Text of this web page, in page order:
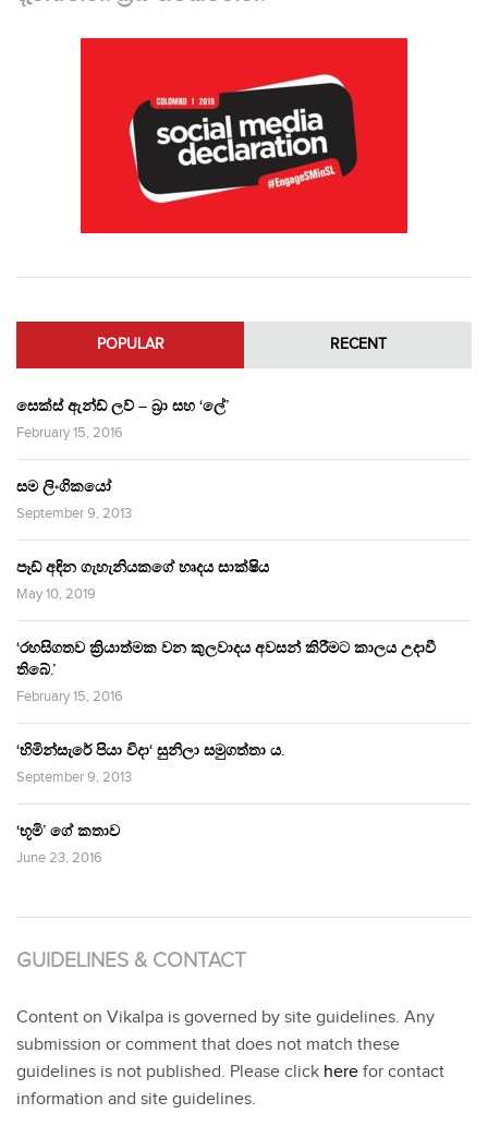
POPULAR RECENT
සෙක්ස් ඇන්ඩ් ලව් – බ්‍රා සහ ‘ලේ’
February 15, 2016
සම ලිංගිකයෝ
September 9, 2013
පෑඩ් අඳින ගැහැනියකගේ හෘදය සාක්ෂිය
May 10, 2019
‘රහසිගතව ක්‍රියාත්මක වන කුලවාදය අවසන් කිරීමට කාලය උදාවී
තිබේ.’
February 15, 2016
‘හිමින්සැරේ පියා විදා‘ සුනිලා සමුගත්තා ය.
September 9, 2013
‘භූමි’ ගේ කතාව
June 23, 2016
GUIDELINES & CONTACT
Content on Vikalpa is governed by site guidelines. Any
submission or comment that does not match these
guidelines is not published. Please click here for contact
information and site guidelines.